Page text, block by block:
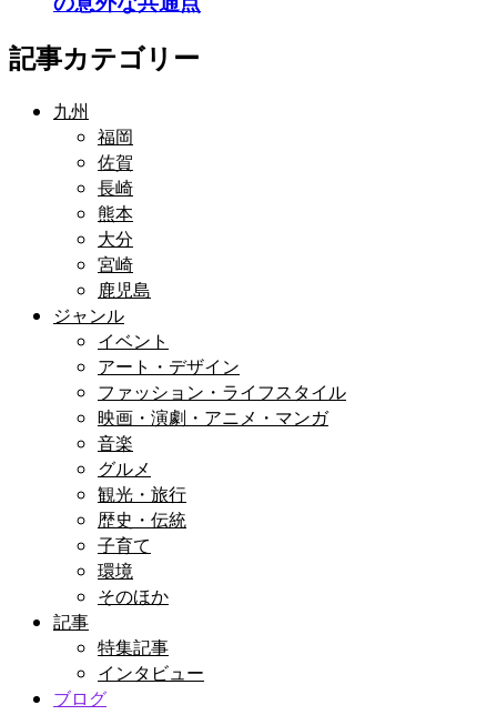
記事カテゴリー
九州
福岡
佐賀
長崎
熊本
大分
宮崎
鹿児島
ジャンル
イベント
アート・デザイン
ファッション・ライフスタイル
映画・演劇・アニメ・マンガ
音楽
グルメ
観光・旅行
歴史・伝統
子育て
環境
そのほか
記事
特集記事
インタビュー
ブログ